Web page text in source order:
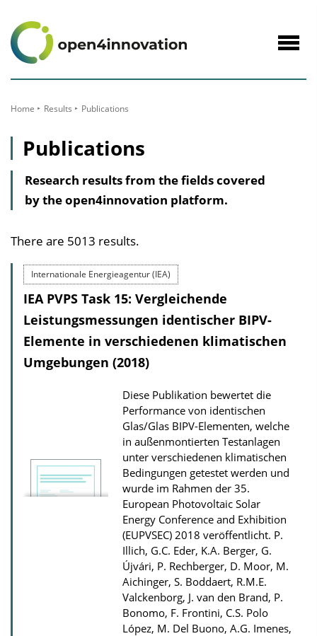
Content
Home Results Publications
Publications
Research results from the fields covered
by the open4innovation platform.
There are 5013 results.
Internationale Energieagentur (IEA)
IEA PVPS Task 15: Vergleichende
Leistungs­messungen identischer BIPV-
Elemente in verschiedenen klimatischen
Umgebungen (2018)
Diese Publikation bewertet die
Performance von identischen
Glas/Glas BIPV-Elementen, welche
in außenmontierten Testanlagen
unter verschiedenen klimatischen
Bedingungen getestet werden und
wurde im Rahmen der 35.
European Photovoltaic Solar
Energy Conference and Exhibition
(EUPVSEC) 2018 veröffentlicht. P.
Illich, G.C. Eder, K.A. Berger, G.
Újvári, P. Rechberger, D. Moor, M.
Aichinger, S. Boddaert, R.M.E.
Valckenborg, J. van den Brand, P.
Bonomo, F. Frontini, C.S. Polo
López, M. Del Buono, A.G. Imenes,